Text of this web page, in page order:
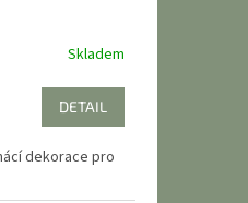
Skladem
DETAIL
dekorace pro